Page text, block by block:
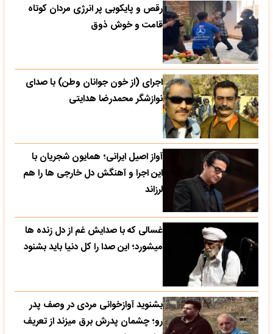
رقص و پایکوبی پر انرژی مردان کوتاه
قامت و خوش ذوق
اجرای (از خون جوانان وطن) با صدای
نوازشگر محمدرضا هدایتی
آواز اصیل ایرانی؛ همایون شجریان با
این اجرا و آهنگش دل خارجی ها را هم
لرزاند
غسالی که با صدایش غم از دل زنده ها
میشورد؛ این صدا را کل دنیا باید بشنود
بشنوید آوازخوانی مردی در وصف پدر
رو؛ چشمان پدرش برق میزند از تعریف